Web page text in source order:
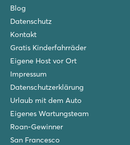
Blog
Datenschutz
Kontakt
Gratis Kinderfahrräder
Eigene Host vor Ort
Impressum
Datenschutzerklärung
Urlaub mit dem Auto
Eigenes Wartungsteam
Roan-Gewinner
San Francesco